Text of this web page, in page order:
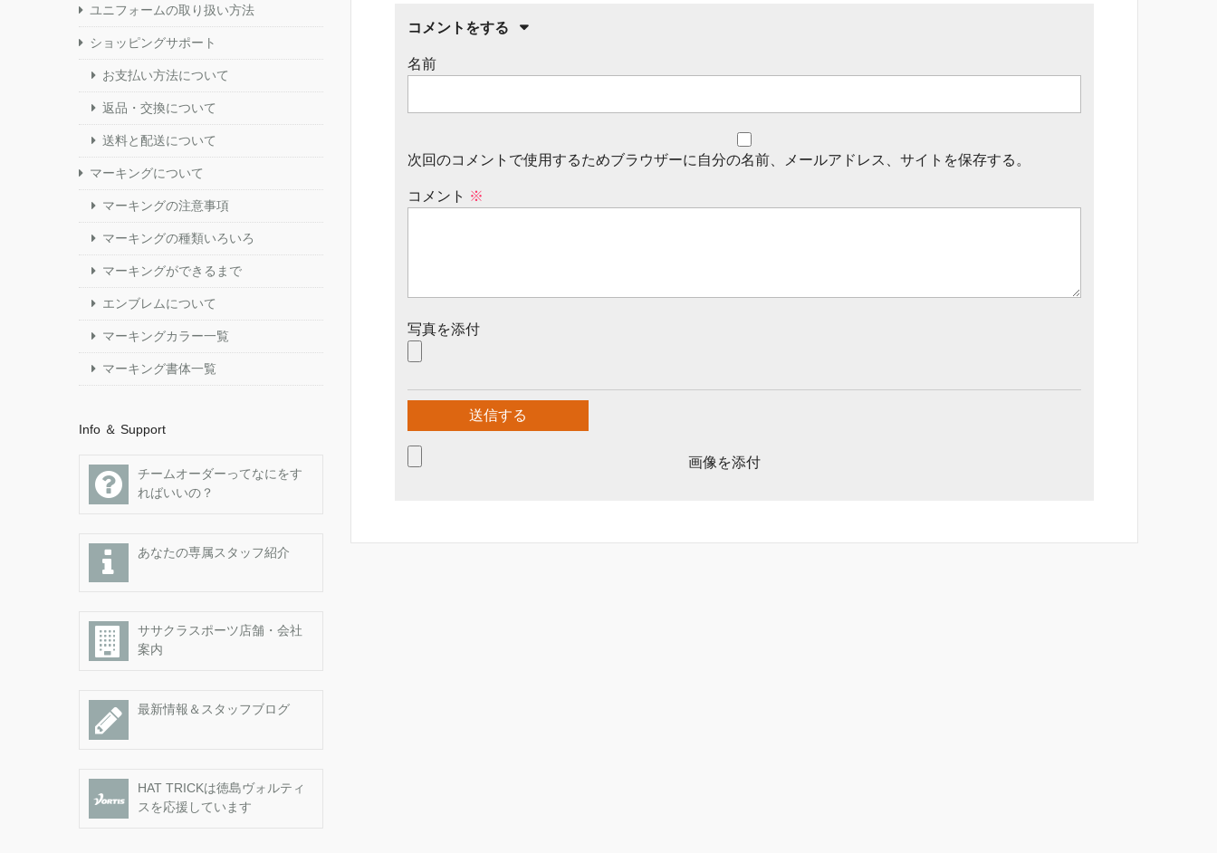
コメントをする
名前
次回のコメントで使用するためブラウザーに自分の名前、メールアドレス、サイトを保存する。
コメント ※
写真を添付
画像を添付
ユニフォームの取り扱い方法
ショッピングサポート
お支払い方法について
返品・交換について
送料と配送について
マーキングについて
マーキングの注意事項
マーキングの種類いろいろ
マーキングができるまで
エンブレムについて
マーキングカラー一覧
マーキング書体一覧
Info ＆ Support
チームオーダーってなにをす
ればいいの？
あなたの専属スタッフ紹介
ササクラスポーツ店舗・会社
案内
最新情報＆スタッフブログ
HAT TRICKは徳島ヴォルティ
スを応援しています